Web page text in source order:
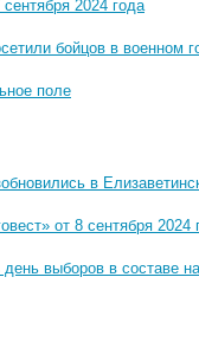
2024 года
бойцов в военном
поле
в
от 8 сентября 2024
выборов в составе